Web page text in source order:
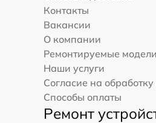
Контакты
Вакансии
О компании
Ремонтируемые модели
Наши услуги
Согласие на
Способы оплаты
Ремонт